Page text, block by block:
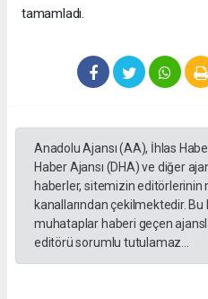
tamamladı.
Anadolu Ajansı (AA), İhlas
Haber Ajansı (DHA) ve diğer
haberler, sitemizin
kanallarından çekilmektedir.
muhataplar haberi geçen
editörü sorumlu tutulamaz...